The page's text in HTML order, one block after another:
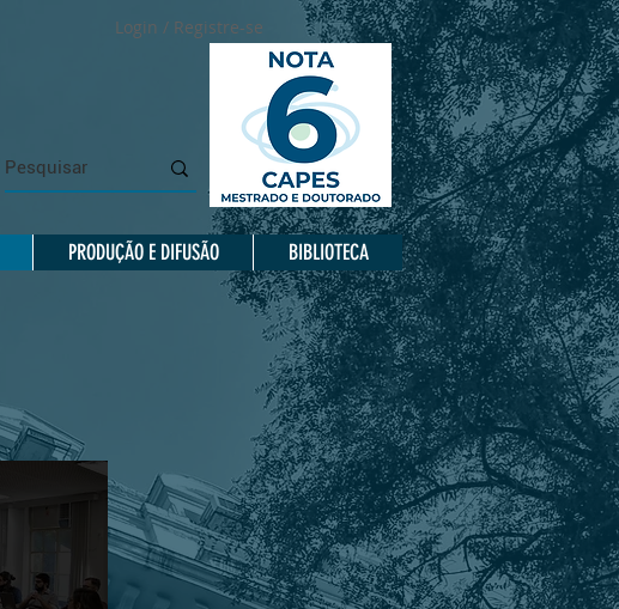
Login / Registre-se
PRODUÇÃO E DIFUSÃO BIBLIOTECA